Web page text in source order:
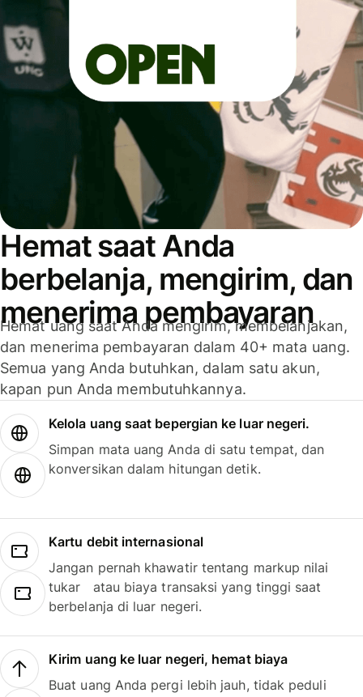
Hemat saat Anda
berbelanja, mengirim, dan
menerima pembayaran
Hemat uang saat Anda mengirim, membelanjakan,
dan menerima pembayaran dalam 40+ mata uang.
Semua yang Anda butuhkan, dalam satu akun,
kapan pun Anda membutuhkannya.
Kelola uang saat bepergian ke luar negeri.
Simpan mata uang Anda di satu tempat, dan
konversikan dalam hitungan detik.
Kartu debit internasional
Jangan pernah khawatir tentang markup nilai
tukar atau biaya transaksi yang tinggi saat
berbelanja di luar negeri.
Kirim uang ke luar negeri, hemat biaya
Buat uang Anda pergi lebih jauh, tidak peduli